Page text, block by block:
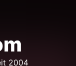
2004